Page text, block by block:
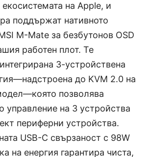
на Apple, и
поддържат нативното
M-Mate за безбутонов OSD
работен плот. Те
3-устройствена
до KVM 2.0 на
позволява
управление на 3 устройства
периферни устройства.
USB-C свързаност с 98W
на енергия гарантира чиста,